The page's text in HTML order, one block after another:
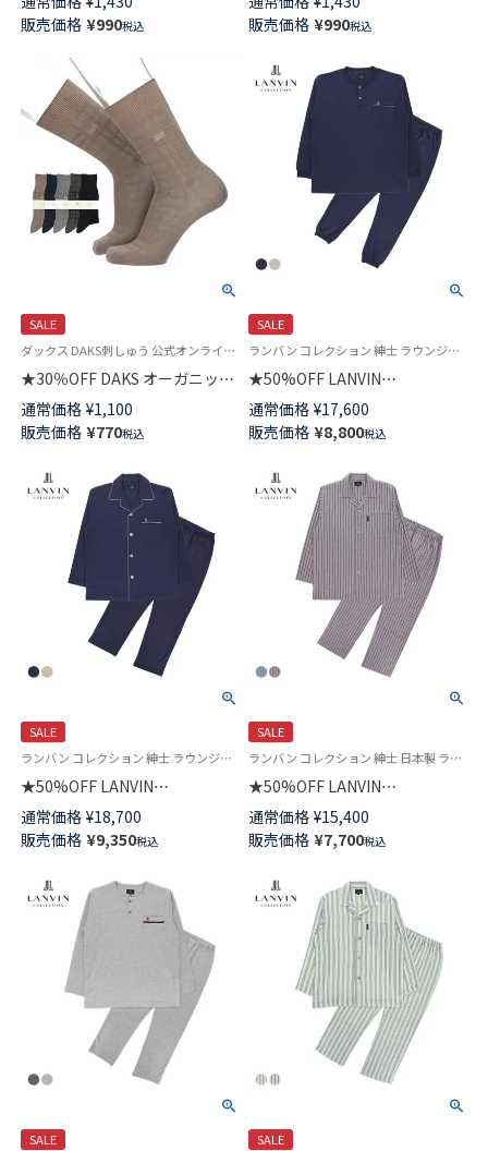
き口ゆったり ショート丈 メン
ズカジュアル ソックス
02516723
販売価格 ¥990税込
ロゴ＆ボーダー ショート丈 メ
ンズ カジュアル ソックス
販売価格 ¥990税込
SALE
ダックス DAKS刺しゅう 公式オンラインショップ 紳士 靴下
★30％OFF DAKS オーガニック
コットン混 かかとしっかりホー
ルド ベーシックチェックリンク
ス クルー丈 メンズ カジュアル
通常価格 ¥1,100
販売価格 ¥770税込
SALE
ランバン コレクション 紳士 ラウンジウェア 公式オンラインショップ
★50%OFF LANVIN
COLLECTION パジャマ 上下セ
ット【M Lサイズ】プレーンスム
ース 無地 シルケット加工 スウ
メンズ 54440013
通常価格 ¥17,600
販売価格 ¥8,800税込
SALE
ランバン コレクション 紳士 ラウンジウェア 公式オンラインショップ
★50%OFF LANVIN
COLLECTION パジャマ 上下セ
ット【M Lサイズ】プレーンスム
ース 無地 シルケット加工 長袖
ンズ 54420012
通常価格 ¥18,700
販売価格 ¥9,350税込
SALE
ランバン コレクション 紳士 日本製 ラウンジウェア 公式オンラインショップ 部屋着 男性 紳士 プレゼント ギフト
★50%OFF LANVIN
COLLECTION パジャマ 上下セ
ット【M Lサイズ】ヘリンボンツ
イルストライプ 綿100% 長袖 長
ズ 54440009
通常価格 ¥15,400
販売価格 ¥7,700税込
SALE
SALE